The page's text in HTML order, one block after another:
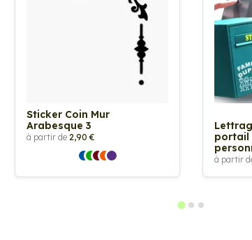
Sticker Coin Mur
Arabesque 3
à partir de 2,90 €
portail
à partir